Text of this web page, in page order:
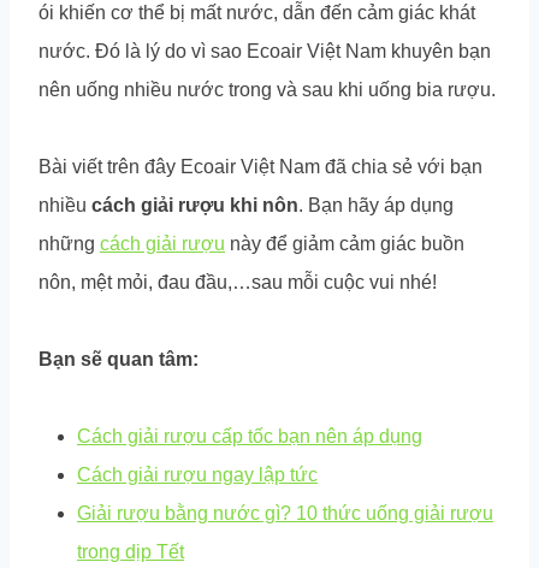
ói khiến cơ thể bị mất nước, dẫn đến cảm giác khát
nước. Đó là lý do vì sao Ecoair Việt Nam khuyên bạn
nên uống nhiều nước trong và sau khi uống bia rượu.
Bài viết trên đây Ecoair Việt Nam đã chia sẻ với bạn
nhiều cách giải rượu khi nôn. Bạn hãy áp dụng
những cách giải rượu này để giảm cảm giác buồn
nôn, mệt mỏi, đau đầu,…sau mỗi cuộc vui nhé!
Bạn sẽ quan tâm:
Cách giải rượu cấp tốc bạn nên áp dụng
Cách giải rượu ngay lập tức
Giải rượu bằng nước gì? 10 thức uống giải rượu
trong dịp Tết